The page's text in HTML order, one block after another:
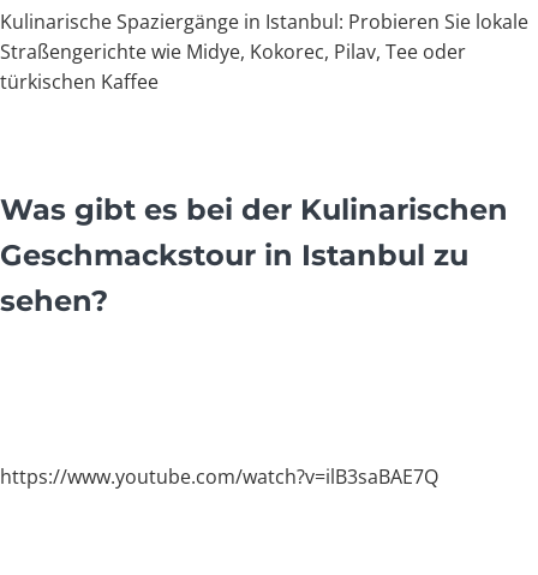
Kulinarische Spaziergänge in Istanbul: Probieren Sie lokale
Straßengerichte wie Midye, Kokorec, Pilav, Tee oder
türkischen Kaffee
Was gibt es bei der Kulinarischen
Geschmackstour in Istanbul zu
sehen?
https://www.youtube.com/watch?v=ilB3saBAE7Q